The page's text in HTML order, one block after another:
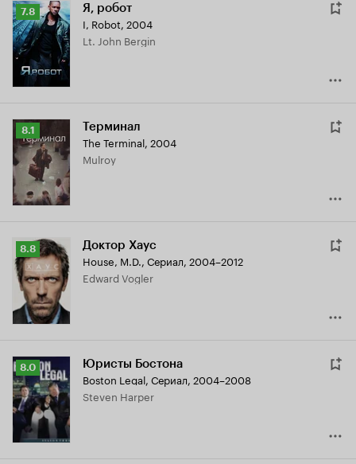
Рейтинг
Кинопоиска
7.8
7.8 Я, робот
I, Robot, 2004
Lt. John Bergin
Рейтинг
Кинопоиска
8.1
8.1 Терминал
The Terminal, 2004
Mulroy
Рейтинг
Кинопоиска
8.8
8.8 Доктор Хаус
House, M.D., Сериал, 2004–2012
Edward Vogler
Рейтинг
Кинопоиска
8.0
8.0 Юристы Бостона
Boston Legal, Сериал, 2004–2008
Steven Harper